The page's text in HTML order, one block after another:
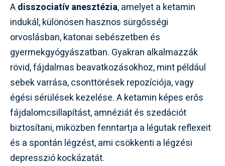
Adisszociatív anesztézia, amelyet a ketamin
indukál, különösen hasznos sürgősségi
orvoslásban, katonai sebészetben és
gyermekgyógyászatban. Gyakran alkalmazzák
rövid, fájdalmas beavatkozásokhoz, mint például
sebek varrása, csonttörések repozíciója, vagy
égési sérülések kezelése. A ketamin képes erős
fájdalomcsillapítást, amnéziát és szedációt
biztosítani, miközben fenntartja a légutak reflexeit
és a spontán légzést, ami csökkenti a légzési
depresszió kockázatát.